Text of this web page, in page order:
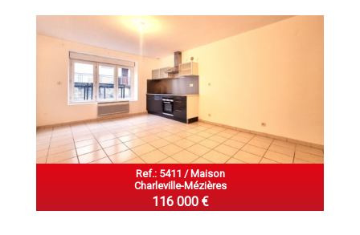
Ref.: 5411 / Maison
Charleville-Mézières
116 000 €